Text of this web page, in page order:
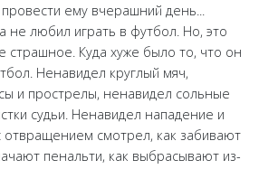
ему вчерашний день...
не любил играть в футбол. Но, это
страшное. Куда хуже было то, что он
Ненавидел круглый мяч,
и прострелы, ненавидел сольные
судьи. Ненавидел нападение и
смотрел, как забивают
пенальти, как выбрасывают из-